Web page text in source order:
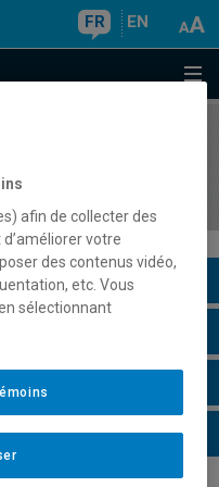
FR EN
afin de collecter des
votre
des contenus vidéo,
etc. Vous
sélectionnant